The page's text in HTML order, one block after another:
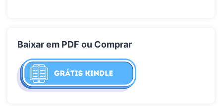
Baixar em PDF ou Comprar